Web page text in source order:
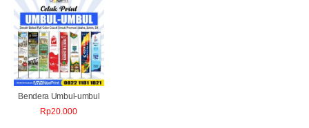
Bendera Umbul-umbul
Rp20.000